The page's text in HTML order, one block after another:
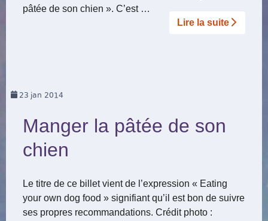
pâtée de son chien ». C’est …
Lire la suite­­
23 jan 2014
Manger la pâtée de son
chien
Le titre de ce billet vient de l’expression « Eating
your own dog food » signifiant qu’il est bon de suivre
ses propres recommandations. Crédit photo :